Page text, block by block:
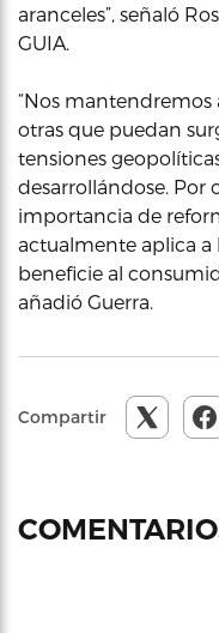
aranceles”, señaló
GUIA.
“Nos mantendremos
otras que puedan
tensiones
desarrollándose. Por
importancia de
actualmente aplica a
beneficie al
añadió Guerra.
Compartir